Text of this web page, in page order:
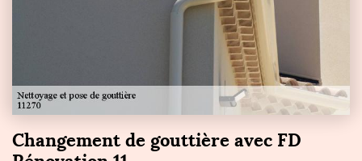
Changement de gouttière avec FD